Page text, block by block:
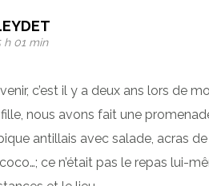
h 01 min
c’est il y a deux ans lors de
nous avons fait une
antillais avec salade, acras
ce n’était pas le repas lui-